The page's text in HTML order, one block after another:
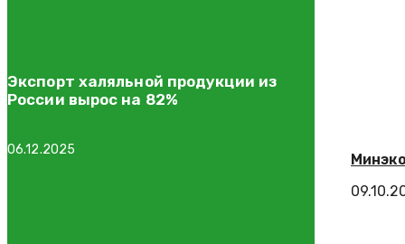
Экспорт халяльной продукции из
России вырос на 82%
06.12.2025